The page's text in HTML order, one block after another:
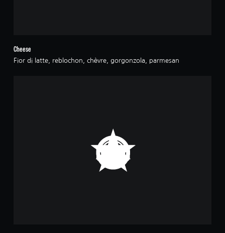
Cheese
Fior di latte, reblochon, chèvre, gorgonzola, parmesan